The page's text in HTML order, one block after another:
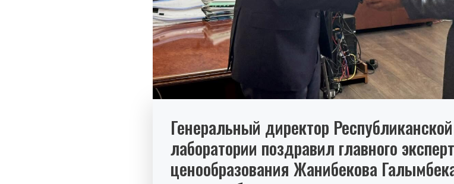
Генеральный директор
лаборатории поздравил главного
ценообразования Жанибекова